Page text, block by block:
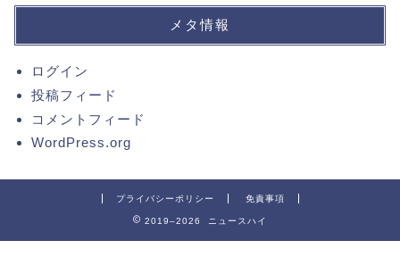
メタ情報
ログイン
投稿フィード
コメントフィード
WordPress.org
プライバシーポリシー 免責事項
2019–2026 ニュースハイ